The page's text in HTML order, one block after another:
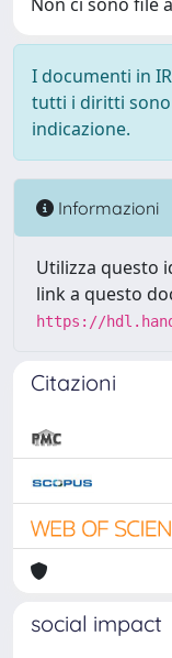
I documenti in
tutti i diritti sono
indicazione.
Informazioni
Utilizza questo
link a questo
https://
Citazioni
social impact